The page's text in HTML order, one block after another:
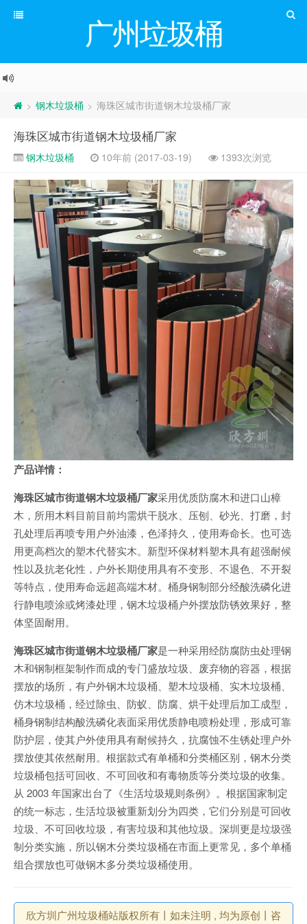
广州垃圾桶
> 钢木垃圾桶 > 海珠区城市街道钢木垃圾桶厂家
海珠区城市街道钢木垃圾桶厂家
钢木垃圾桶 10年前 (2017-03-19) 1393次浏览
产品详情：
海珠区城市街道钢木垃圾桶厂家采用优质防腐木和进口山樟
木，所用木料目前目前均需烘干脱水、压刨、砂光、打磨，封
孔处理后再喷专用户外油漆，色泽持久，使用寿命长。也可选
用更高档次的塑木代替实木。新型环保材料塑木具有超强耐候
性以及抗老化性，户外长期使用具有不变形、不退色、不开裂
等特点，使用寿命远超高端木材。桶身钢制部分经酸洗磷化进
行静电喷涂或烤漆处理，钢木垃圾桶户外摆放防锈效果好，整
体坚固耐用。
海珠区城市街道钢木垃圾桶厂家是一种采用经防腐防虫处理钢
木和钢制框架制作而成的专门盛放垃圾、废弃物的容器，根据
摆放的场所，有户外钢木垃圾桶、塑木垃圾桶、实木垃圾桶、
仿木垃圾桶，经过除虫、防蚁、防腐、烘干处理后加工成型，
桶身钢制结构酸洗磷化表面采用优质静电喷粉处理，形成可靠
防护层，使其户外使用具有耐候持久，抗腐蚀不生锈处理户外
摆放使其依然耐用。根据款式有单桶和分类桶区别，钢木分类
垃圾桶包括可回收、不可回收和有毒物质等分类垃圾的收集。
从 2003 年国家出台了《生活垃圾规则条例》。根据国家制定
的统一标志，生活垃圾被重新划分为四类，它们分别是可回收
垃圾、不可回收垃圾，有害垃圾和其他垃圾。深圳更是垃圾强
制分类实施，所以钢木分类垃圾桶在市面上更常见，多个单桶
组合摆放也可做钢木多分类垃圾桶使用。
欣方圳广州垃圾桶站版权所有丨如未注明 , 均为原创丨咨